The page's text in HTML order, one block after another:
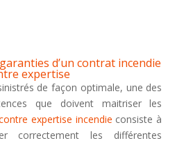
d’un contrat incendie
expertise
de façon optimale, une des
que doivent maitriser les
expertise incendie consiste à
correctement les différentes